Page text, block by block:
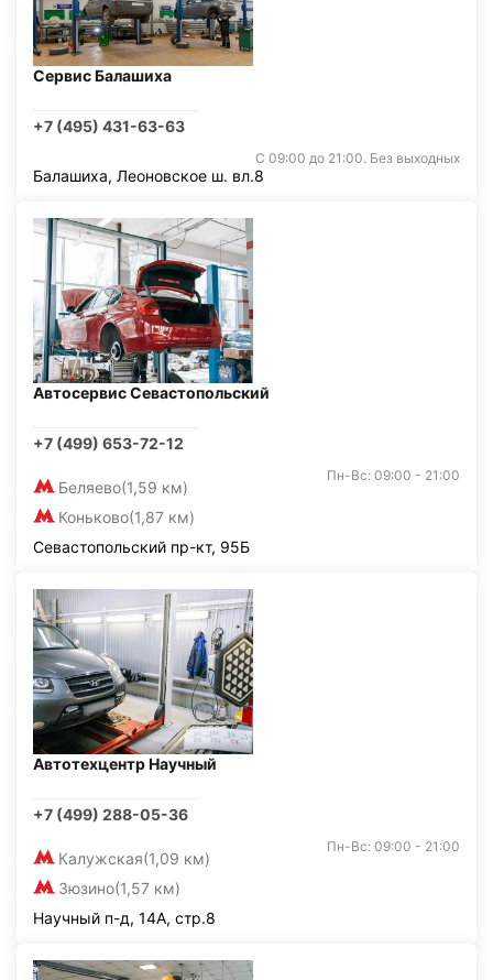
Сервис Балашиха
+7 (495) 431-63-63
С 09:00 до 21:00. Без выходных
Балашиха, Леоновское ш. вл.8
Автосервис Севастопольский
+7 (499) 653-72-12
Беляево(1,59 км)
Коньково(1,87 км)
Пн-Вс: 09:00 - 21:00
Севастопольский пр-кт, 95Б
Автотехцентр Научный
+7 (499) 288-05-36
Калужская(1,09 км)
Зюзино(1,57 км)
Пн-Вс: 09:00 - 21:00
Научный п-д, 14А, стр.8